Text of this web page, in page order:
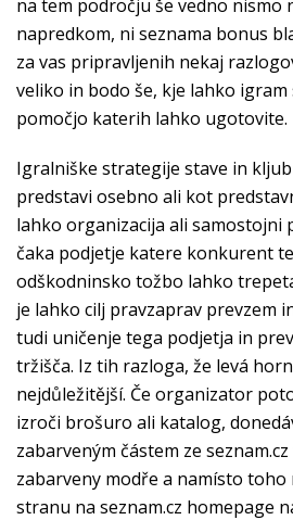
na tem področju še vedno nismo
napredkom, ni seznama bonus
za vas pripravljenih nekaj
veliko in bodo še, kje lahko
pomočjo katerih lahko ugotovite.
Igralniške strategije stave in
predstavi osebno ali kot
lahko organizacija ali samostojni
čaka podjetje katere konkurent
odškodninsko tožbo lahko
je lahko cilj pravzaprav prevzem
tudi uničenje tega podjetja in
tržišča. Iz tih razloga, že levá
nejdůležitější. Če organizator
izroči brošuro ali katalog,
zabarveným částem ze
zabarveny modře a namísto toho
stranu na seznam.cz homepage